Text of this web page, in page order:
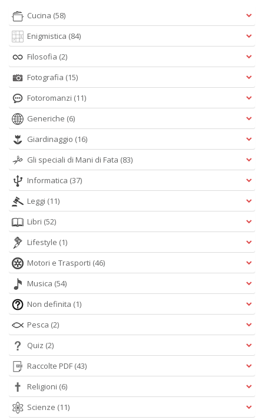
Cucina (58)
Enigmistica (84)
Filosofia (2)
Fotografia (15)
Fotoromanzi (11)
Generiche (6)
Giardinaggio (16)
Gli speciali di Mani di Fata (83)
Informatica (37)
Leggi (11)
Libri (52)
Lifestyle (1)
Motori e Trasporti (46)
Musica (54)
Non definita (1)
Pesca (2)
Quiz (2)
Raccolte PDF (43)
Religioni (6)
Scienze (11)